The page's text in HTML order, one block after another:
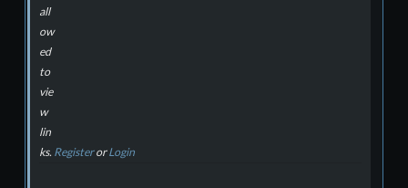
all
ow
ed
to
vie
w
lin
ks. RegisterorLogin